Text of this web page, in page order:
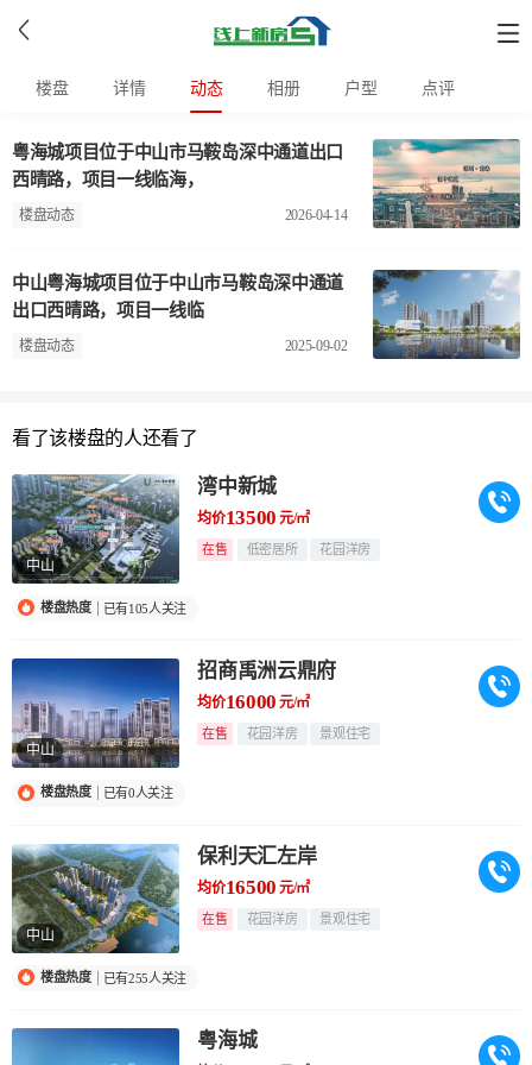
楼盘 详情 动态 相册 户型 点评
粤海城项目位于中山市马鞍岛深中通道出口
西晴路，项目一线临海，
楼盘动态 2026-04-14
中山粤海城项目位于中山市马鞍岛深中通道
出口西晴路，项目一线临
楼盘动态 2025-09-02
看了该楼盘的人还看了
中山
湾中新城
均价13500 元/㎡
在售 低密居所 花园洋房
楼盘热度 已有105人关注
中山
招商禹洲云鼎府
均价16000 元/㎡
在售 花园洋房 景观住宅
楼盘热度 已有0人关注
中山
保利天汇左岸
均价16500 元/㎡
在售 花园洋房 景观住宅
楼盘热度 已有255人关注
粤海城